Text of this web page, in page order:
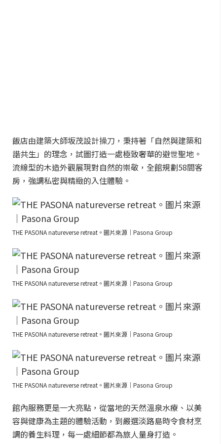
飯店由建築大師坂茂設計操刀，秉持著「自然與建築和
諧共生」的理念，試圖打造一處極致奢華的避世聖地。
流線型的木造外觀展現對自然的崇敬，全館規劃58間客
房，強調私密與精緻的入住體驗。
THE PASONA natureverse retreat。圖片來源｜Pasona Group
THE PASONA natureverse retreat。圖片來源｜Pasona Group
THE PASONA natureverse retreat。圖片來源｜Pasona Group
THE PASONA natureverse retreat。圖片來源｜Pasona Group
館內服務更是一大亮點，從當地的天然溫泉水療、以美
容與健康為主題的體驗活動，到嚴選淡路島時令食材烹
調的養生料理，每一處細節都為旅人量身打造。